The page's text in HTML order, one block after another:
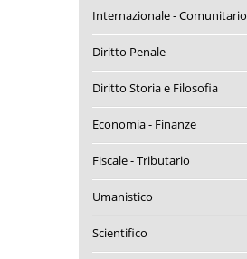
Internazionale - Comunitario
Diritto Penale
Diritto Storia e Filosofia
Economia - Finanze
Fiscale - Tributario
Umanistico
Scientifico